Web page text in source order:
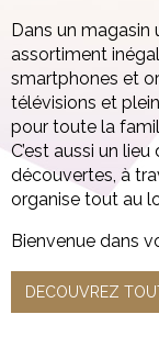
Dans un magasin
assortiment
smartphones et
télévisions et
pour toute la
C’est aussi un
découvertes, à
organise tout au
Bienvenue dans
DECOUVREZ